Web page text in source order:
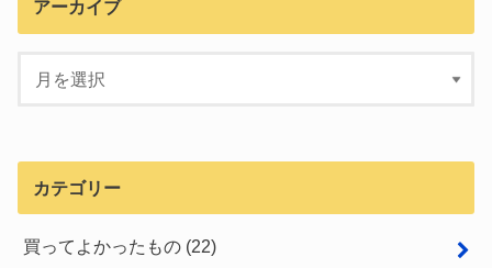
アーカイブ
カテゴリー
買ってよかったもの (22)